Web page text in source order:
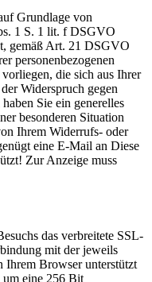
Grundlage von
1 S. 1 lit. f DSGVO
gemäß Art. 21 DSGVO
personenbezogenen
die sich aus Ihrer
Widerspruch gegen
Sie ein generelles
besonderen Situation
Ihrem Widerrufs- oder
eine E-Mail an Diese
Zur Anzeige muss
das verbreitete SSL-
mit der jeweils
Ihrem Browser unterstützt
um eine 256 Bit